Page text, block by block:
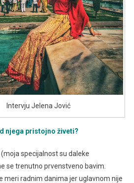
Intervju Jelena Jović
njega pristojno živeti?
specijalnost su daleke
se trenutno prvenstveno bavim.
meri radnim danima jer uglavnom nije